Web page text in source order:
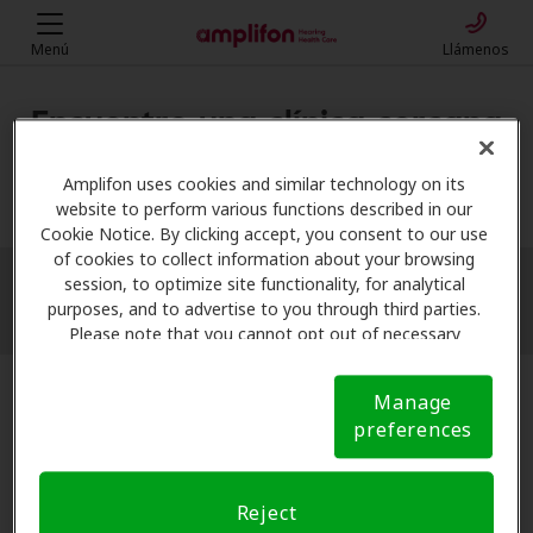
Amplifon uses cookies and similar technology on its
website to perform various functions described in our
Cookie Notice. By clicking accept, you consent to our use
of cookies to collect information about your browsing
session, to optimize site functionality, for analytical
purposes, and to advertise to you through third parties.
Please note that you cannot opt out of necessary
Notice (link here below). If you are using an opt-out
preference signal, we will honor that signal. Cookie
Manage
preferences
Reject
Menú Llámenos
Encuentre una clínica cercana
Mi ubicación
More filters